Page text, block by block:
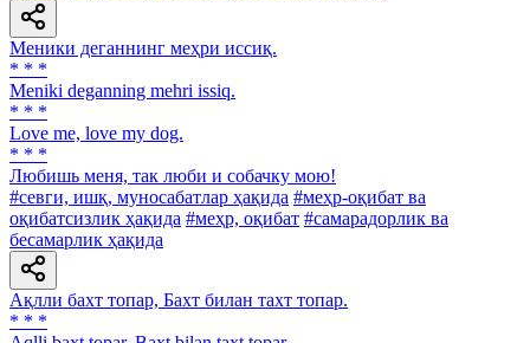
Меники деганнинг меҳри иссиқ.
* * *
Meniki deganning mehri issiq.
* * *
Love me, love my dog.
* * *
Любишь меня, так люби и собачку мою!
#севги, ишқ, муносабатлар ҳақида #меҳр-оқибат ва
оқибатсизлик ҳақида #меҳр, оқибат #самарадорлик ва
бесамарлик ҳақида
Ақлли бахт топар, Бахт билан тахт топар.
* * *